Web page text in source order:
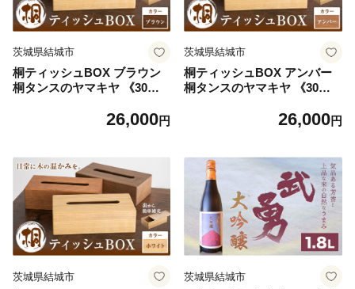
茨城県結城市
桐ティッシュBOX ブラウン
桐タンスのヤマキヤ 《30日
く)》工芸品 桐 ティッシュB
26,000円
茨城県結城市
桐ティッシュBOX アンバー
桐タンスのヤマキヤ 《30日
く)》工芸品 桐 ティッシュB
26,000円
茨城県結城市 茨城県結城市